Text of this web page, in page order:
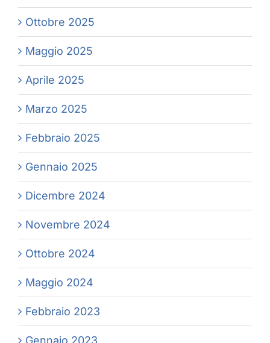
Ottobre 2025
Maggio 2025
Aprile 2025
Marzo 2025
Febbraio 2025
Gennaio 2025
Dicembre 2024
Novembre 2024
Ottobre 2024
Maggio 2024
Febbraio 2023
Gennaio 2023